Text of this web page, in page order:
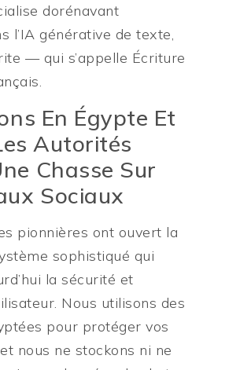
dorénavant
l’IA générative de texte,
— qui s’appelle Écriture
En Égypte Et
Autorités
Chasse Sur
Sociaux
pionnières ont ouvert la
sophistiqué qui
la sécurité et
Nous utilisons des
pour protéger vos
nous ne stockons ni ne